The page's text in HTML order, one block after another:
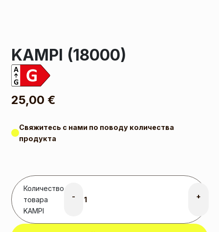
KAMPI (18000)
25,00 €
Свяжитесь с нами по поводу количества
продукта
Количество
товара
KAMPI
- +